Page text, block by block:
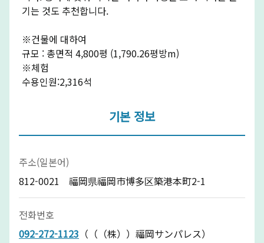
기는 것도 추천합니다.
※건물에 대하여
규모 : 총면적 4,800평 (1,790.26평방m)
※체험
수용인원:2,316석
기본 정보
주소(일본어)
812-0021 福岡県福岡市博多区築港本町2-1
전화번호
092-272-1123 （（（株））福岡サンパレス）